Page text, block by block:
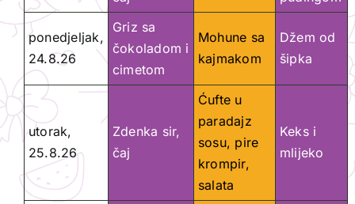
ponedjeljak,
24.8.26
Griz sa
čokoladom i
cimetom
Mohune sa
kajmakom
Džem od
šipka
utorak,
25.8.26
Zdenka sir,
čaj
Ćufte u
paradajz
sosu, pire
krompir,
salata
Keks i
mlijeko